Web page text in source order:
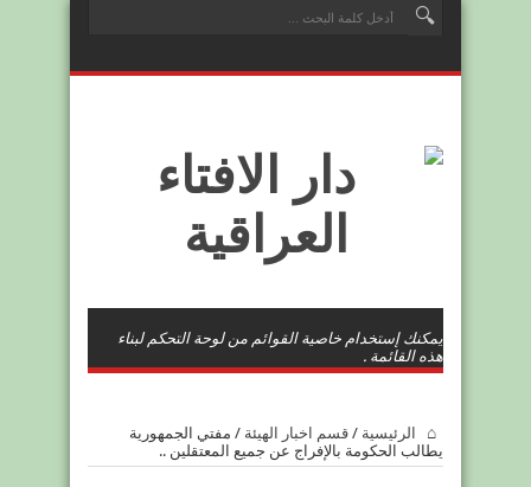
يمكنك إستخدام خاصية القوائم من لوحة التحكم لبناء
هذه القائمة .
الرئيسية / قسم اخبار الهيئة / مفتي الجمهورية
يطالب الحكومة بالإفراج عن جميع المعتقلين ..